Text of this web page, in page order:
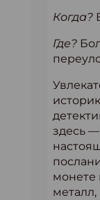
Когда?
Где?
здесь —
монете